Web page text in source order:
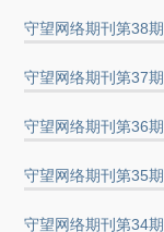
守望网络期刊第38期
守望网络期刊第37期
守望网络期刊第36期
守望网络期刊第35期
守望网络期刊第34期